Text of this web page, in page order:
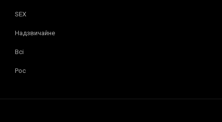
SEX
Надзвичайне
Всі
Рос